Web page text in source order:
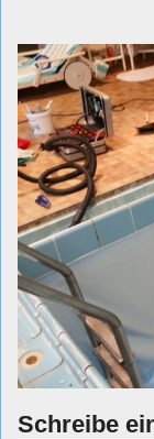
Schreibe